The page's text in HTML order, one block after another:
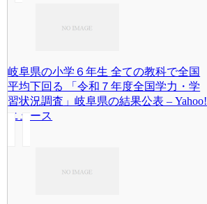
岐阜県の小学６年生 全ての教科で全国
平均下回る 「令和７年度全国学力・学
習状況調査」岐阜県の結果公表 – Yahoo!
ニュース